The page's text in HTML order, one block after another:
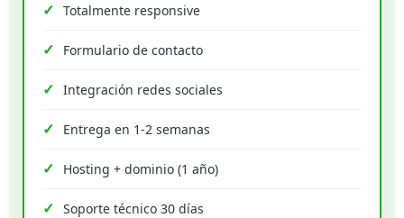
Totalmente responsive
Formulario de contacto
Integración redes sociales
Entrega en 1-2 semanas
Hosting + dominio (1 año)
Soporte técnico 30 días